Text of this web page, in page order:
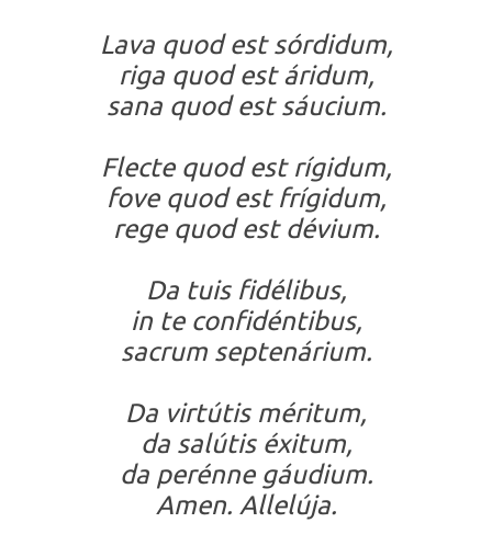
Lava quod est sórdidum,
riga quod est áridum,
sana quod est sáucium.
Flecte quod est rígidum,
fove quod est frígidum,
rege quod est dévium.
Da tuis fidélibus,
in te confidéntibus,
sacrum septenárium.
Da virtútis méritum,
da salútis éxitum,
da perénne gáudium.
Amen. Allelúja.